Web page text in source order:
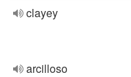
clayey
arcilloso